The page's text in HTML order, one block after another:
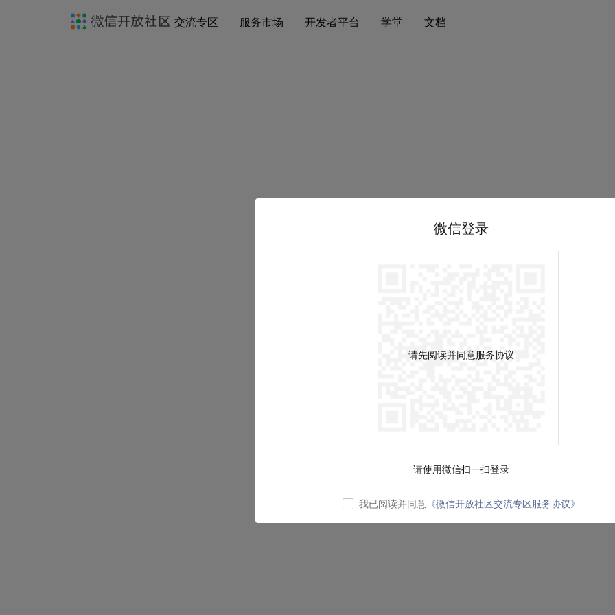
交流专区 服务市场 开发者平台 学堂 文档
微信登录
请先阅读并同意服务协议
请使用微信扫一扫登录
我已阅读并同意 《微信开放社区交流专区服务协议》